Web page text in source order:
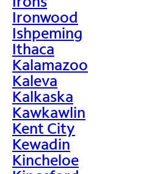
Ironwood
Ishpeming
Ithaca
Kalamazoo
Kaleva
Kalkaska
Kawkawlin
Kent City
Kewadin
Kincheloe